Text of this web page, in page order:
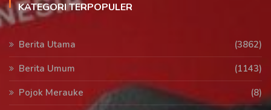
KATEGORI TERPOPULER
Berita Utama
(3862)
Berita Umum
(1143)
Pojok Merauke
(8)